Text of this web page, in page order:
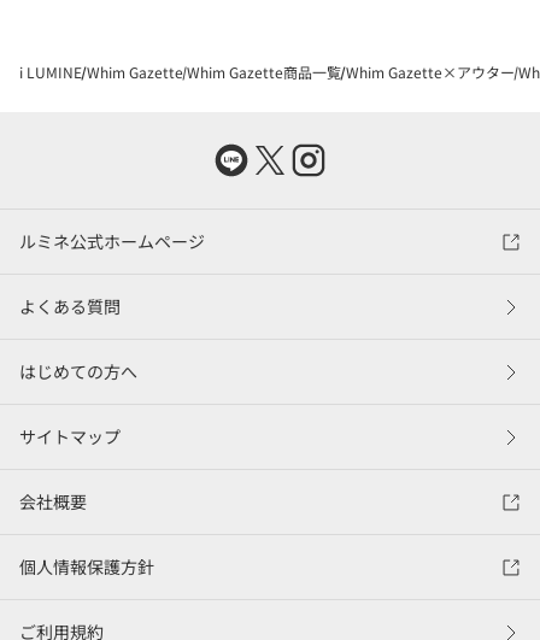
i LUMINE Whim Gazette Whim Gazette商品一覧 Whim Gazette×アウター
ルミネ公式ホームページ
よくある質問
はじめての方へ
サイトマップ
会社概要
個人情報保護方針
ご利用規約